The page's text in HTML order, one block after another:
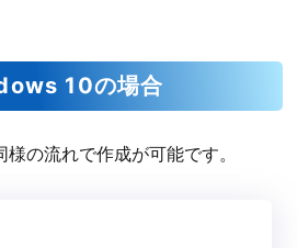
10の場合
の流れで作成が可能です。